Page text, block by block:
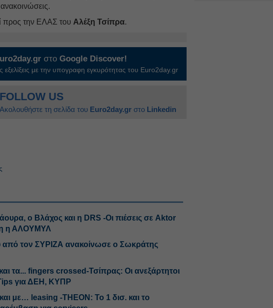
προς την ΕΛΑΣ του Αλέξη Τσίπρα.
στοGoogle Discover!
εξελίξεις με την υπογραφη εγκυρότητας του Euro2day.gr
FOLLOW US
Ακολουθήστε τη σελίδα του Euro2day.gr στο Linkedin
ο Βλάχος και η DRS -Οι πιέσεις σε Aktor
η ΑΛΟΥΜΥΛ
από τον ΣΥΡΙΖΑ ανακοίνωσε ο Σωκράτης
τα... fingers crossed-Τσίπρας: Οι ανεξάρτητοι
για ΔΕΗ, ΚΥΠΡ
με… leasing -THEON: Το 1 δισ. και το